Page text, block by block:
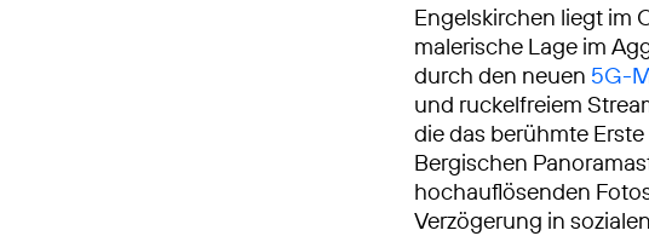
Engelskirchen liegt im
malerische Lage im
durch den neuen 5G-
und ruckelfreiem
die das berühmte
Bergischen
hochauflösenden
Verzögerung in